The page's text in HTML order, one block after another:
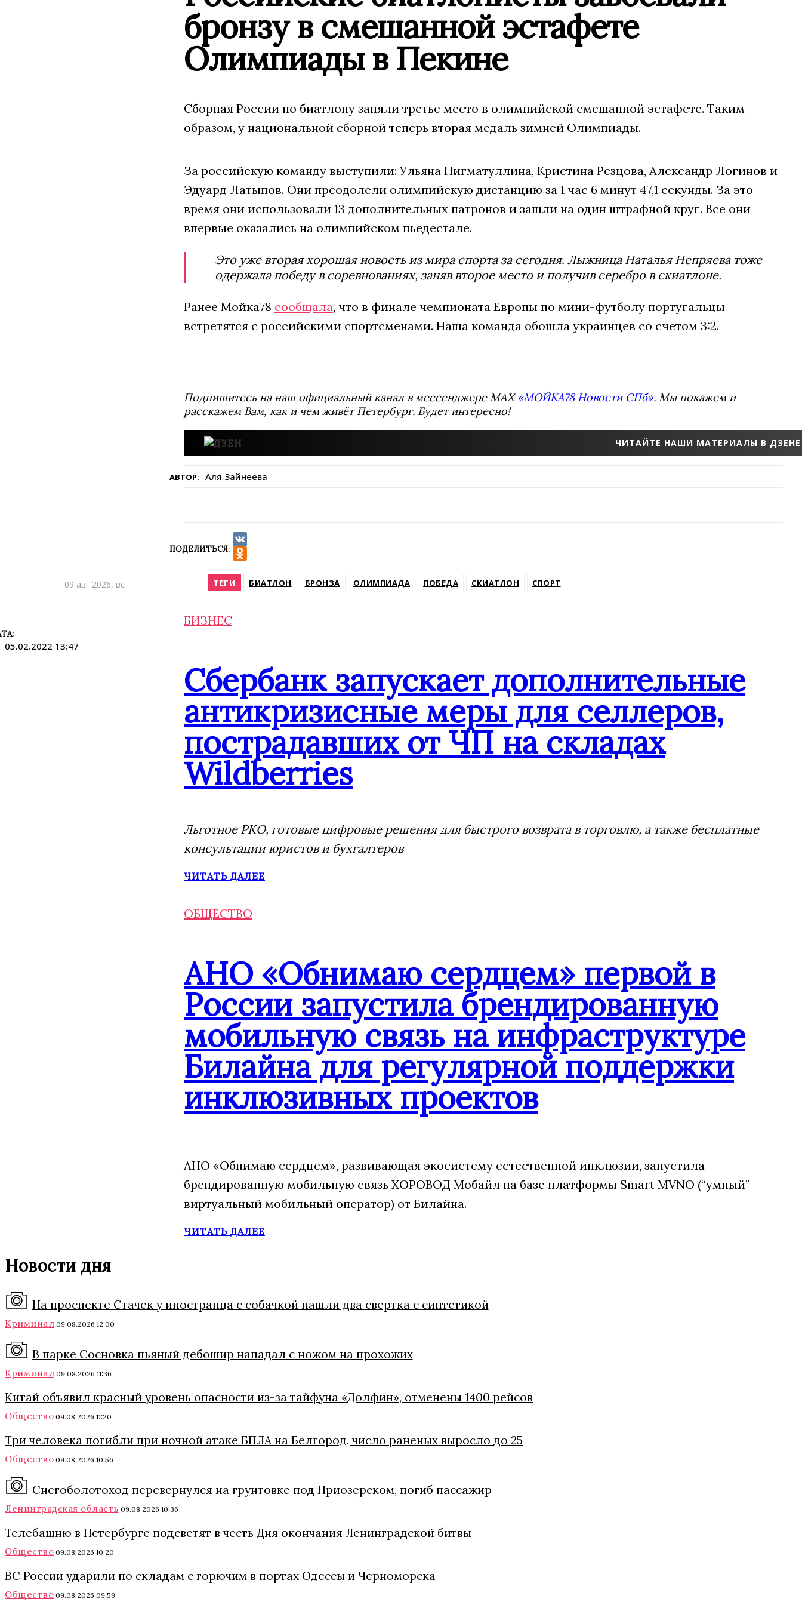
09 авг 2026, вс
05.02.2022 13:47
бронзу в смешанной эстафете
Олимпиады в Пекине
Сборная России по биатлону заняли третье место в олимпийской смешанной эстафете. Таким
образом, у национальной сборной теперь вторая медаль зимней Олимпиады.
За российскую команду выступили: Ульяна Нигматуллина, Кристина Резцова, Александр Логинов и
Эдуард Латыпов. Они преодолели олимпийскую дистанцию за 1 час 6 минут 47,1 секунды. За это
время они использовали 13 дополнительных патронов и зашли на один штрафной круг. Все они
впервые оказались на олимпийском пьедестале.
Это уже вторая хорошая новость из мира спорта за сегодня. Лыжница Наталья Непряева тоже
одержала победу в соревнованиях, заняв второе место и получив серебро в скиатлоне.
Ранее Мойка78 сообщала, что в финале чемпионата Европы по мини-футболу португальцы
встретятся с российскими спортсменами. Наша команда обошла украинцев со счетом 3:2.
Подпишитесь на наш официальный канал в мессенджере MAX«МОЙКА78 Новости СПб». Мы покажем и
расскажем Вам, как и чем живёт Петербург. Будет интересно!
ЧИТАЙТЕ НАШИ МАТЕРИАЛЫ В ДЗЕНЕ
АВТОР: Аля Зайнеева
ПОДЕЛИТЬСЯ:
VK
ТЕГИ БИАТЛОН БРОНЗА ОЛИМПИАДА ПОБЕДА СКИАТЛОН СПОРТ
БИЗНЕС
Сбербанк запускает дополнительные
антикризисные меры для селлеров,
пострадавших от ЧП на складах
Wildberries
Льготное РКО, готовые цифровые решения для быстрого возврата в торговлю, а также бесплатные
консультации юристов и бухгалтеров
ЧИТАТЬ ДАЛЕЕ
ОБЩЕСТВО
АНО «Обнимаю сердцем» первой в
России запустила брендированную
мобильную связь на инфраструктуре
Билайна для регулярной поддержки
инклюзивных проектов
АНО «Обнимаю сердцем», развивающая экосистему естественной инклюзии, запустила
брендированную мобильную связь ХОРОВОД Мобайл на базе платформы Smart MVNO (“умный”
виртуальный мобильный оператор) от Билайна.
ЧИТАТЬ ДАЛЕЕ
Новости дня
На проспекте Стачек у иностранца с собачкой нашли два свертка с синтетикой
Криминал 09.08.2026 12:00
В парке Сосновка пьяный дебошир нападал с ножом на прохожих
Криминал 09.08.2026 11:36
Китай объявил красный уровень опасности из-за тайфуна «Долфин», отменены 1400 рейсов
Общество 09.08.2026 11:20
Три человека погибли при ночной атаке БПЛА на Белгород, число раненых выросло до 25
Общество 09.08.2026 10:56
Снегоболотоход перевернулся на грунтовке под Приозерском, погиб пассажир
Ленинградская область 09.08.2026 10:36
Телебашню в Петербурге подсветят в честь Дня окончания Ленинградской битвы
Общество 09.08.2026 10:20
ВС России ударили по складам с горючим в портах Одессы и Черноморска
Общество 09.08.2026 09:59